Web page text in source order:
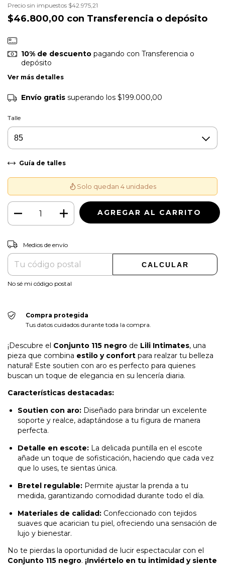
Precio sin impuestos $42.975,21
$46.800,00 con Transferencia o depósito
10% de descuentopagando con Transferencia o
depósito
Ver más detalles
Envío gratis superando los $199.000,00
Talle
Guía de talles
Solo quedan 4 unidades
Entregas para el CP:
Medios de envío
CALCULAR
No sé mi código postal
Compra protegida
Tus datos cuidados durante toda la compra.
¡Descubre el Conjunto 115 negro de Lili Intimates, una
pieza que combina estilo y confort para realzar tu belleza
natural! Este soutien con aro es perfecto para quienes
buscan un toque de elegancia en su lencería diaria.
Características destacadas:
Soutien con aro: Diseñado para brindar un excelente
soporte y realce, adaptándose a tu figura de manera
perfecta.
Detalle en escote: La delicada puntilla en el escote
añade un toque de sofisticación, haciendo que cada vez
que lo uses, te sientas única.
Bretel regulable: Permite ajustar la prenda a tu
medida, garantizando comodidad durante todo el día.
Materiales de calidad: Confeccionado con tejidos
suaves que acarician tu piel, ofreciendo una sensación de
lujo y bienestar.
No te pierdas la oportunidad de lucir espectacular con el
Conjunto 115 negro. ¡Inviértelo en tu intimidad y siente